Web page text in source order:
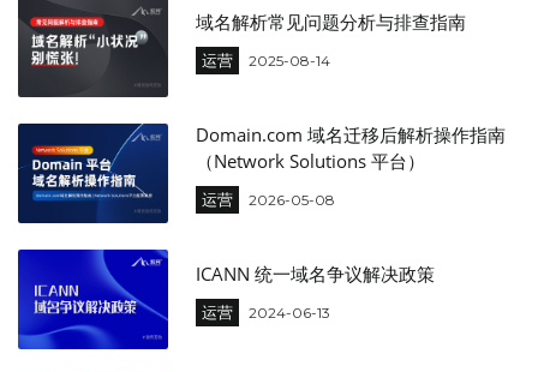
域名解析常见问题分析与排查指南
运营 2025-08-14
Domain.com 域名迁移后解析操作指南
（Network Solutions 平台）
运营 2026-05-08
ICANN 统一域名争议解决政策
运营 2024-06-13